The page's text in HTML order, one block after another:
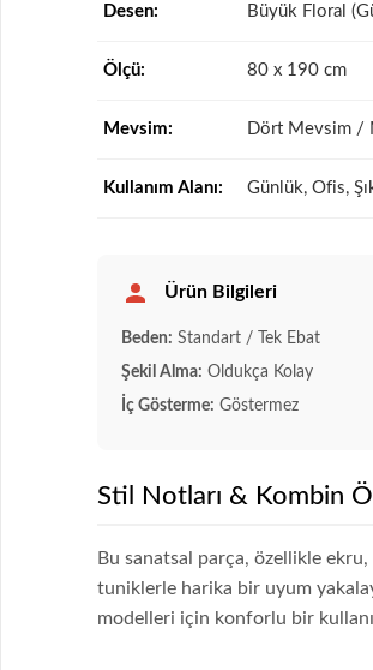
Desen: Büyük Floral
Ölçü: 80 x 190 cm
Mevsim: Dört Mevsim /
Kullanım Alanı: Günlük, Ofis,
Ürün Bilgileri
Beden: Standart / Tek Ebat
Şekil Alma: Oldukça Kolay
İç Gösterme: Göstermez
Stil Notları & Kombin
Bu sanatsal parça, özellikle
tuniklerle harika bir uyum
modelleri için konforlu bir